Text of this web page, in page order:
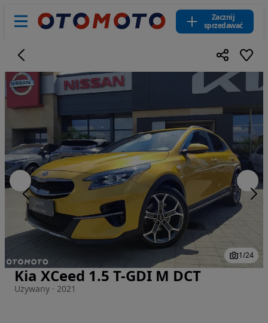
Zacznij
sprzedawać
Zdjęcie 1 z 24
1/24
Kia XCeed 1.5 T-GDI M DCT
Używany · 2021